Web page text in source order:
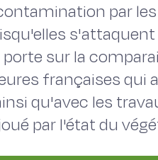
par
sur la
françaises qui
qu'avec les
par l'état du